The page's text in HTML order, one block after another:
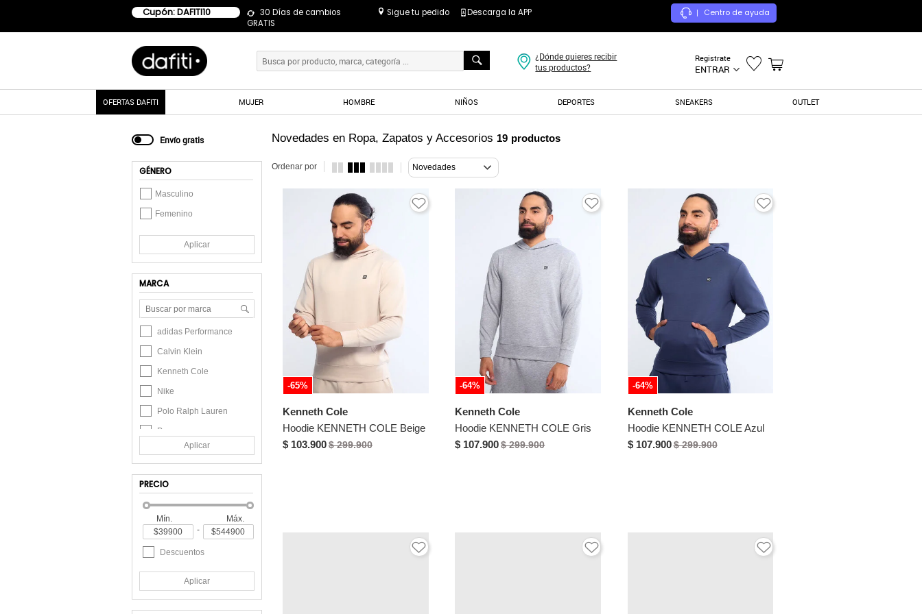
Cupón: DAFITI10
30 Días de cambios
GRATIS
Sigue tu pedido Descarga la APP | Centro de ayuda
Registrate
ENTRAR
¿Dónde quieres recibir
tus productos?
OFERTAS DAFITI MUJER HOMBRE NIÑOS DEPORTES SNEAKERS OUTLET
Envío gratis
GÉNERO
Masculino
Femenino
Aplicar
MARCA
adidas Performance
Calvin Klein
Kenneth Cole
Nike
Polo Ralph Lauren
Puma
Skechers
Aplicar
PRECIO
Mín.
Máx.
-
Descuentos
Aplicar
Novedades en Ropa, Zapatos y Accesorios 19 productos
Ordenar por Novedades
-65%
Kenneth Cole
Hoodie KENNETH COLE Beige
$ 103.900$ 299.900
-64%
Kenneth Cole
Hoodie KENNETH COLE Gris
$ 107.900$ 299.900
-64%
Kenneth Cole
Hoodie KENNETH COLE Azul
$ 107.900$ 299.900